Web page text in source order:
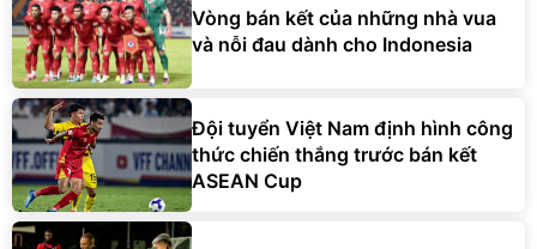
Vòng bán kết của những nhà vua
và nỗi đau dành cho Indonesia
Đội tuyển Việt Nam định hình công
thức chiến thắng trước bán kết
ASEAN Cup